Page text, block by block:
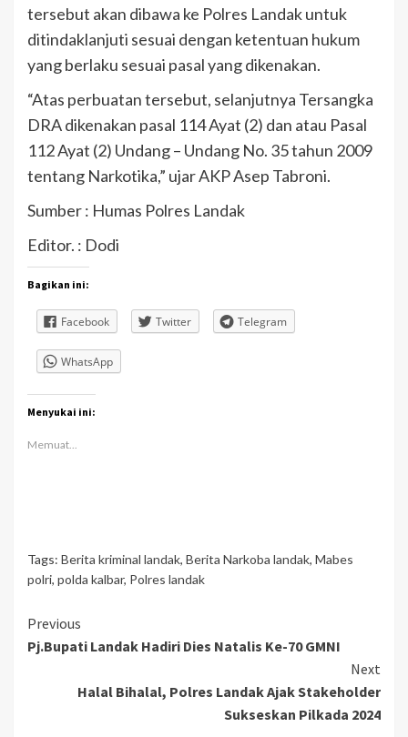
tersebut akan dibawa ke Polres Landak untuk
ditindaklanjuti sesuai dengan ketentuan hukum
yang berlaku sesuai pasal yang dikenakan.
“Atas perbuatan tersebut, selanjutnya Tersangka
DRA dikenakan pasal 114 Ayat (2) dan atau Pasal
112 Ayat (2) Undang – Undang No. 35 tahun 2009
tentang Narkotika,” ujar AKP Asep Tabroni.
Sumber : Humas Polres Landak
Editor. : Dodi
Bagikan ini:
Facebook Twitter Telegram
WhatsApp
Menyukai ini:
Memuat...
Tags: Berita kriminal landak, Berita Narkoba landak, Mabes
polri, polda kalbar, Polres landak
Continue
Reading
Previous
Pj.Bupati Landak Hadiri Dies Natalis Ke-70 GMNI
Next
Halal Bihalal, Polres Landak Ajak Stakeholder
Sukseskan Pilkada 2024